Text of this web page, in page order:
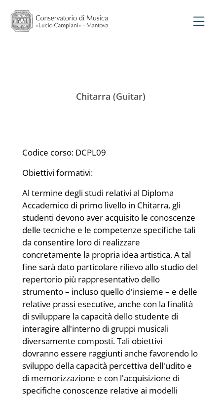
Chitarra (Guitar)
Codice corso: DCPL09
Obiettivi formativi:
Al termine degli studi relativi al Diploma
Accademico di primo livello in Chitarra, gli
studenti devono aver acquisito le conoscenze
delle tecniche e le competenze specifiche tali
da consentire loro di realizzare
concretamente la propria idea artistica. A tal
fine sarà dato particolare rilievo allo studio del
repertorio più rappresentativo dello
strumento – incluso quello d'insieme – e delle
relative prassi esecutive, anche con la finalità
di sviluppare la capacità dello studente di
interagire all'interno di gruppi musicali
diversamente composti. Tali obiettivi
dovranno essere raggiunti anche favorendo lo
sviluppo della capacità percettiva dell'udito e
di memorizzazione e con l'acquisizione di
specifiche conoscenze relative ai modelli